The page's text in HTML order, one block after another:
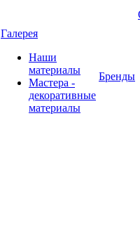
Галерея
Наши
материалы
Мастера -
декоративные
материалы
Бренды